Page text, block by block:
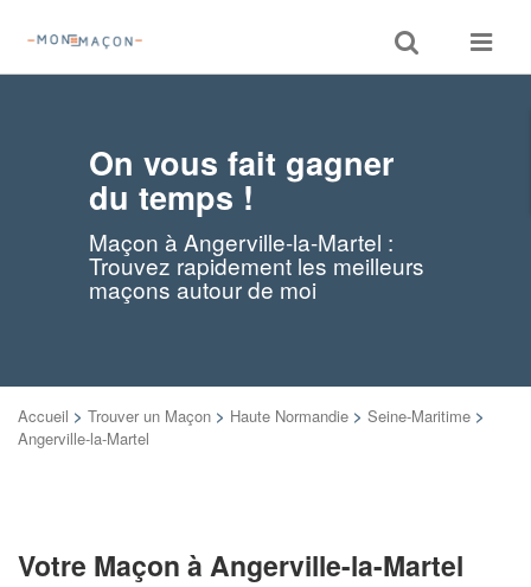
Toggle
search
Toggle
On vous fait gagner
du temps !
Maçon à Angerville-la-Martel :
Trouvez rapidement les meilleurs
maçons autour de moi
Accueil > Trouver un Maçon > Haute Normandie > Seine-Maritime >
Angerville-la-Martel
Votre Maçon à Angerville-la-Martel